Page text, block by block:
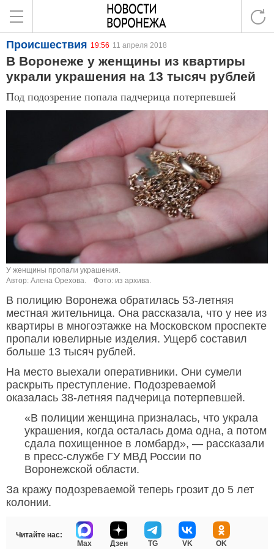
Происшествия 19:56 11 апреля 2018
В Воронеже у женщины из квартиры
украли украшения на 13 тысяч рублей
Под подозрение попала падчерица потерпевшей
У женщины пропали украшения.
Автор: Алена Орехова.
Фото: из архива.
В полицию Воронежа обратилась 53-летняя
местная жительница. Она рассказала, что у нее из
квартиры в многоэтажке на Московском проспекте
пропали ювелирные изделия. Ущерб составил
больше 13 тысяч рублей.
На место выехали оперативники. Они сумели
раскрыть преступление. Подозреваемой
оказалась 38-летняя падчерица потерпевшей.
«В полиции женщина призналась, что украла
украшения, когда осталась дома одна, а потом
сдала похищенное в ломбард», — рассказали
в пресс-службе ГУ МВД России по
Воронежской области.
За кражу подозреваемой теперь грозит до 5 лет
колонии.
Читайте нас:
Max
Дзен TG VK OK